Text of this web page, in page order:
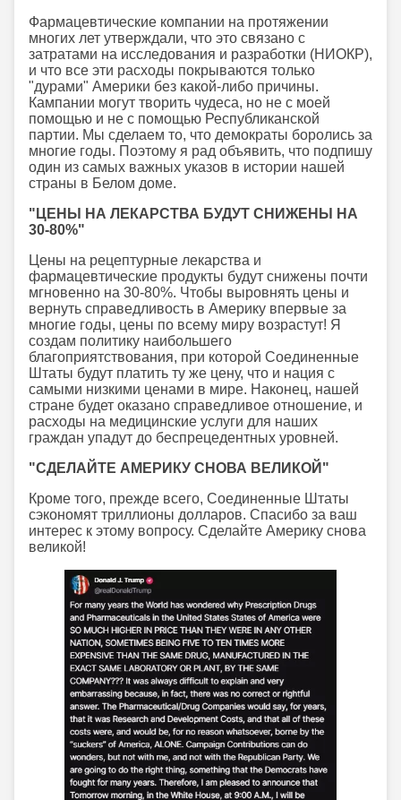
Фармацевтические компании на протяжении
многих лет утверждали, что это связано с
затратами на исследования и разработки (НИОКР),
и что все эти расходы покрываются только
"дурами" Америки без какой-либо причины.
Кампании могут творить чудеса, но не с моей
помощью и не с помощью Республиканской
партии. Мы сделаем то, что демократы боролись за
многие годы. Поэтому я рад объявить, что подпишу
один из самых важных указов в истории нашей
страны в Белом доме.
"ЦЕНЫ НА ЛЕКАРСТВА БУДУТ СНИЖЕНЫ НА
30-80%"
Цены на рецептурные лекарства и
фармацевтические продукты будут снижены почти
мгновенно на 30-80%. Чтобы выровнять цены и
вернуть справедливость в Америку впервые за
многие годы, цены по всему миру возрастут! Я
создам политику наибольшего
благоприятствования, при которой Соединенные
Штаты будут платить ту же цену, что и нация с
самыми низкими ценами в мире. Наконец, нашей
стране будет оказано справедливое отношение, и
расходы на медицинские услуги для наших
граждан упадут до беспрецедентных уровней.
"СДЕЛАЙТЕ АМЕРИКУ СНОВА ВЕЛИКОЙ"
Кроме того, прежде всего, Соединенные Штаты
сэкономят триллионы долларов. Спасибо за ваш
интерес к этому вопросу. Сделайте Америку снова
великой!